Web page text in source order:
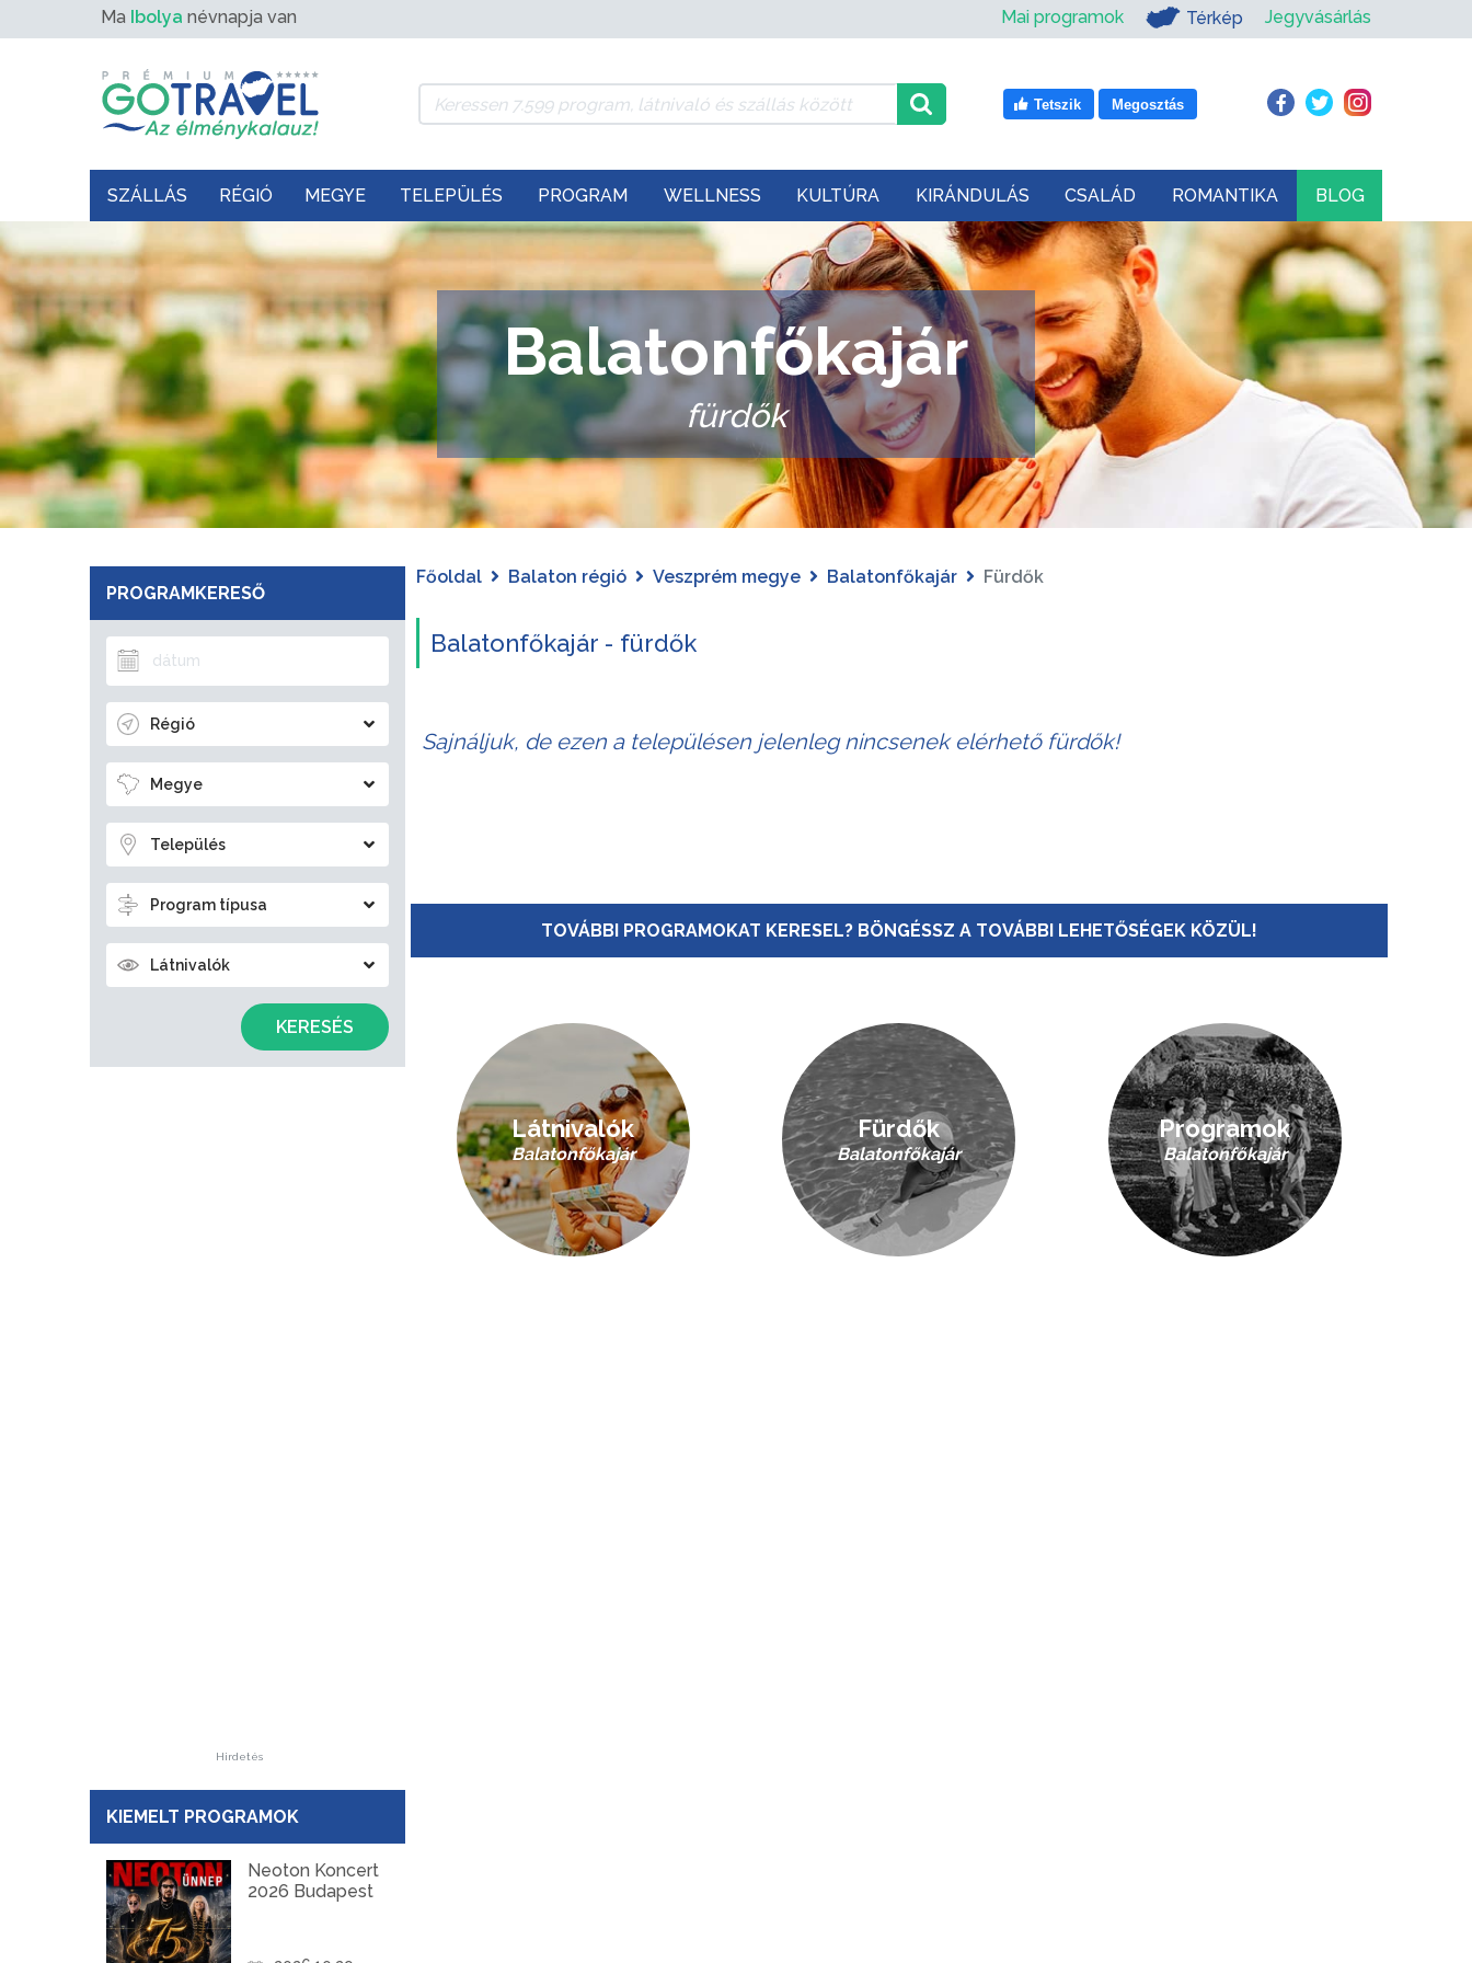
Ma Ibolya névnapja van Mai programok Térkép Jegyvásárlás
Tetszik Megosztás
SZÁLLÁS RÉGIÓ MEGYE TELEPÜLÉS PROGRAM WELLNESS KULTÚRA KIRÁNDULÁS CSALÁD ROMANTIKA BLOG
Balatonfőkajár
fürdők
PROGRAMKERESŐ
Régió
Megye
Település
Program típusa
Látnivalók
KERESÉS
Hirdetés
KIEMELT PROGRAMOK
Neoton Koncert
2026 Budapest
Főoldal Balaton régió Veszprém megye Balatonfőkajár Fürdők
Balatonfőkajár - fürdők
Sajnáljuk, de ezen a településen jelenleg nincsenek elérhető fürdők!
TOVÁBBI PROGRAMOKAT KERESEL? BÖNGÉSSZ A TOVÁBBI LEHETŐSÉGEK KÖZÜL!
Látnivalók
Balatonfőkajár
Fürdők
Balatonfőkajár
Programok
Balatonfőkajár